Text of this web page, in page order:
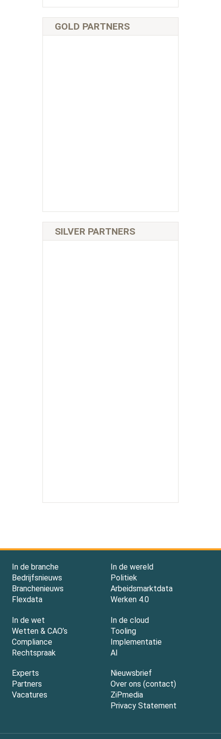
GOLD PARTNERS
SILVER PARTNERS
In de branche
Bedrijfsnieuws
Branchenieuws
Flexdata
In de wereld
Politiek
Arbeidsmarktdata
Werken 4.0
In de wet
Wetten & CAO’s
Compliance
Rechtspraak
In de cloud
Tooling
Implementatie
AI
Experts
Partners
Vacatures
Nieuwsbrief
Over ons (contact)
ZiPmedia
Privacy Statement